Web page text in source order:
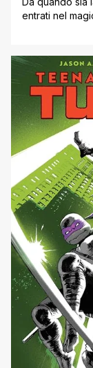
entrati nel
Se i supereroi
ormai